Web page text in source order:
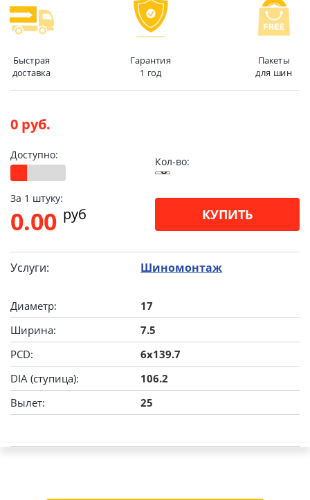
Быстрая
доставка
Гарантия
1 год
Пакеты
для шин
0 руб.
Доступно:
Кол-во:
За 1 штуку:
0.00 pуб КУПИТЬ
Услуги: Шиномонтаж
Диаметр:
17
Ширина:
7.5
PCD:
6x139.7
DIA (ступица):
106.2
Вылет:
25